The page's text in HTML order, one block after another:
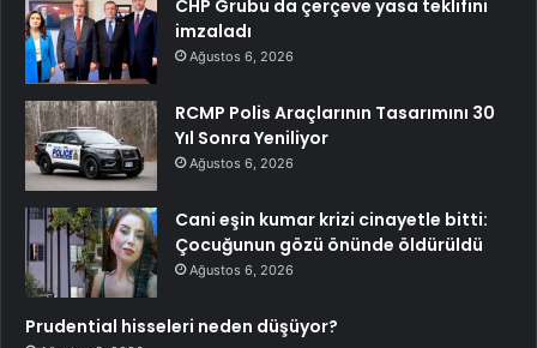
CHP Grubu da çerçeve yasa teklifini
imzaladı
Ağustos 6, 2026
RCMP Polis Araçlarının Tasarımını 30
Yıl Sonra Yeniliyor
Ağustos 6, 2026
Cani eşin kumar krizi cinayetle bitti:
Çocuğunun gözü önünde öldürüldü
Ağustos 6, 2026
Prudential hisseleri neden düşüyor?